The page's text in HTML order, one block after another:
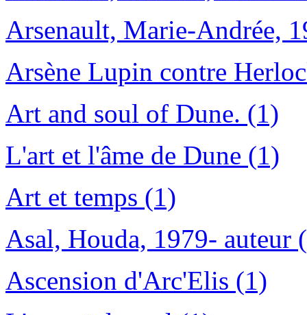
Arsenault, Marie-Andrée,
Arsène Lupin contre
Art and soul of Dune. (1)
L'art et l'âme de Dune (1)
Art et temps (1)
Asal, Houda, 1979- auteur
Ascension d'Arc'Elis (1)